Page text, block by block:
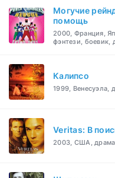
Могучие
помощь
2000, Франция,
фэнтези, боевик,
Калипсо
1999, Венесуэла,
Veritas: В
2003, США,